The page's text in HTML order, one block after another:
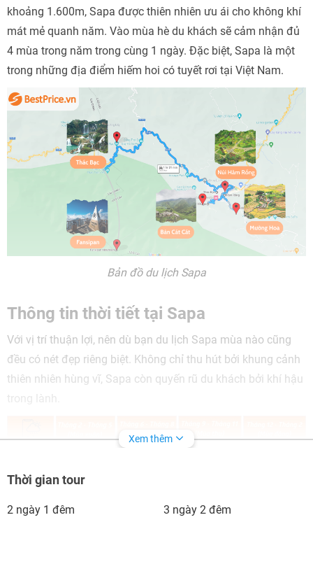
khoảng 1.600m, Sapa được thiên nhiên ưu ái cho không khí
mát mẻ quanh năm. Vào mùa hè du khách sẽ cảm nhận đủ
4 mùa trong năm trong cùng 1 ngày. Đặc biệt, Sapa là một
trong những địa điểm hiếm hoi có tuyết rơi tại Việt Nam.
Bản đồ du lịch Sapa
Thông tin thời tiết tại Sapa
Với vị trí thuận lợi, nên dù bạn du lịch Sapa mùa nào cũng
đều có nét đẹp riêng biệt. Không chỉ thu hút bởi khung cảnh
thiên nhiên hùng vĩ, Sapa còn quyến rũ du khách bởi khí hậu
trong lành.
Xem thêm
Thời gian tour
2 ngày 1 đêm 3 ngày 2 đêm